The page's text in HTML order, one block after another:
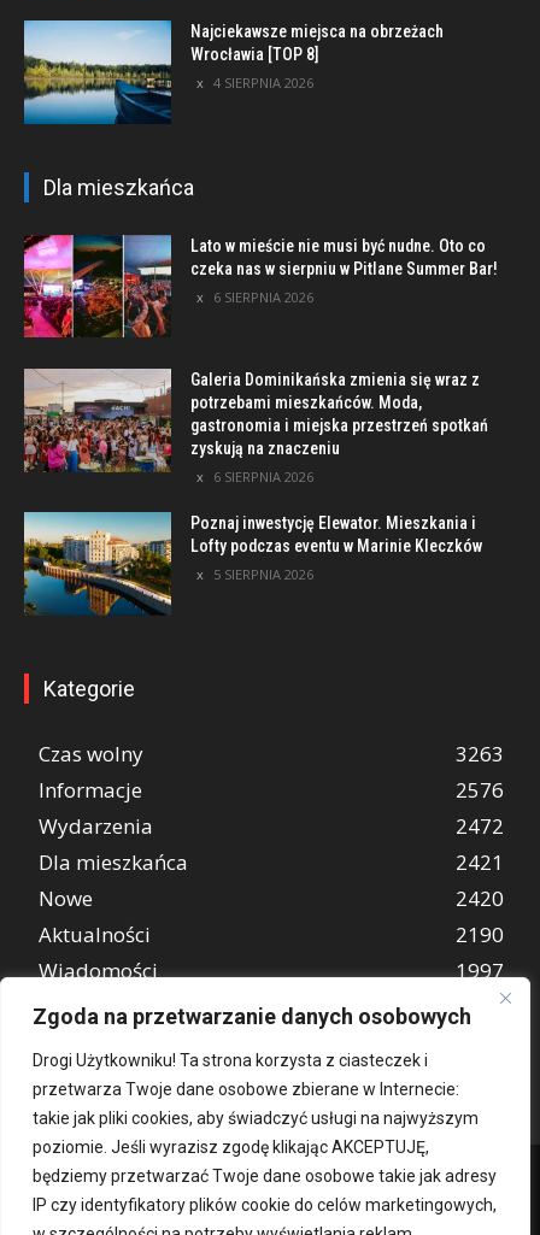
Zgoda na przetwarzanie danych osobowych
Drogi Użytkowniku! Ta strona korzysta z ciasteczek i
przetwarza Twoje dane osobowe zbierane w Internecie:
takie jak pliki cookies, aby świadczyć usługi na najwyższym
poziomie. Jeśli wyrazisz zgodę klikając AKCEPTUJĘ,
będziemy przetwarzać Twoje dane osobowe takie jak adresy
IP czy identyfikatory plików cookie do celów marketingowych,
Najciekawsze miejsca na obrzeżach
Wrocławia [TOP 8]
4 SIERPNIA 2026
Dla mieszkańca
Lato w mieście nie musi być nudne. Oto co
czeka nas w sierpniu w Pitlane Summer Bar!
6 SIERPNIA 2026
Galeria Dominikańska zmienia się wraz z
potrzebami mieszkańców. Moda,
gastronomia i miejska przestrzeń spotkań
zyskują na znaczeniu
6 SIERPNIA 2026
Poznaj inwestycję Elewator. Mieszkania i
Lofty podczas eventu w Marinie Kleczków
5 SIERPNIA 2026
Kategorie
Czas wolny
3263
Informacje
2576
Wydarzenia
2472
Dla mieszkańca
2421
Nowe
2420
Aktualności
2190
Wiadomości
1997
REKLAMA
849